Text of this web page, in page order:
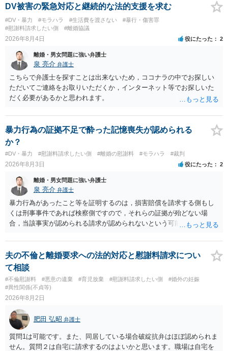
よいと思います。 ただ．慰謝料額については，婚姻破綻に至っていな
いとして，この点を考慮されることになるかもしれません。 ②夫との
今後のことを考えて書いてもらうか否かを検討するのがよいと思いま
す。今ある証拠以上のことを証明（証明力を強めることも含む）でき
う。慰謝料請求としては証拠として使えることが前提であり，その価
値と夫との関係との均衡のように思います。 ③行政書士に委任をして
いるのであれば，どのような内容の委任なのか不明ですが，その行政
書士との協議になると思います。請求するか，訴訟にするか，その点
の見極めや，相手方は性交類似行為は認めているのか，それさえも否
す。 ④性交類似行為を認めているにもかかわらず支払を拒否するので
あれば，本人（行政書士でも同じだと思います。）への対応ではあま
り変わらないように思います。減額で折り合えるなら本人様の交渉で
もよいように思いますが，ゼロかどうかの観点であれば，訴訟に進む
しかなくなるようにも思います。そうしますと，お近くの弁護士に相
談して進めることを検討した方がよいようにも思います。
DV被害の緊急対応と継続的な法的支援を求む
#DV・暴力 #モラハラ #生活費を渡さない
#暴行・傷害罪
#慰謝料請求したい側
#離婚協議
2026年8月4日 役にたった 2
離婚・男女問題に強い弁護士
泉 亮介 弁護士
こちらで弁護士を探すことは出来ないため，ココナラの中でお探しい
ただいてご連絡をお取りいただくか，インターネット等でお探しいた
だく必要があるかと思われます。
暴力行為の証拠不足で酔った記憶喪失が認められる
か？
#DV・暴力 #慰謝料請求したい側 #離婚の慰謝料 #モラハラ #裁判
2026年8月3日 役にたった 2
離婚・男女問題に強い弁護士
泉 亮介 弁護士
暴力行為があったこと等を証明するのは，損害賠償を請求する側もし
くは刑事事件であれば検察側ですので，それらの証拠が殆どない場
合，当該事実が認められる請求が認められないという可能性はあるで
夫の不倫と離婚要求への法的対応と慰謝料請求につい
て相談
#不倫慰謝料 #悪意の遺棄 #育児放棄 #慰謝料請求したい側
#婚外の妊娠
#異性関係(不貞等)
2026年8月2日
肥田 弘昭 弁護士
質問1は可能です。また、同居している場合破綻抗弁はほぼ認められま
せん。質問２は自宅に請求するのはよいかと思います。職場は自宅を